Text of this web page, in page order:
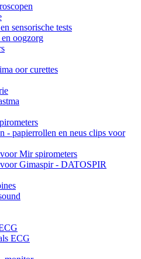
sensorische tests
oogzorg
oor curettes
- papierrollen en neus clips voor
Mir spirometers
Gimaspir - DATOSPIR
ECG